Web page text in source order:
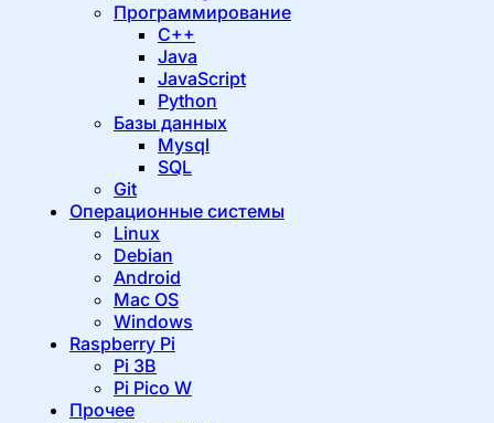
Программирование
C++
Java
JavaScript
Python
Базы данных
Mysql
SQL
Git
Операционные системы
Linux
Debian
Android
Mac OS
Windows
Raspberry Pi
Pi 3B
Pi Pico W
Прочее